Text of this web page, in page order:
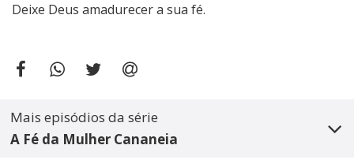
Deixe Deus amadurecer a sua fé.
Mais episódios da série
A Fé da Mulher Cananeia